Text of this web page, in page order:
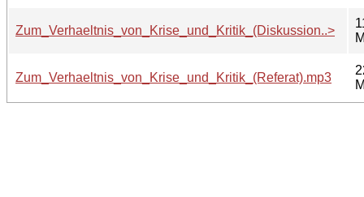
Zum_Verhaeltnis_von_Krise_und_Kritik_(Diskussion..>
Zum_Verhaeltnis_von_Krise_und_Kritik_(Referat).mp3